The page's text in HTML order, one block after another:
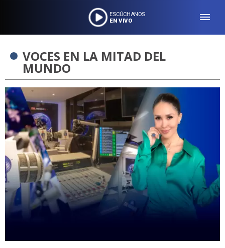
ESCÚCHANOS
EN VIVO
VOCES EN LA MITAD DEL
MUNDO